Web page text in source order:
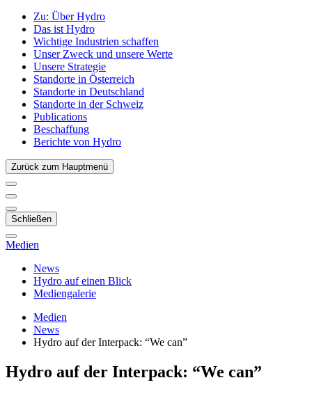
Zu: Über Hydro
Das ist Hydro
Wichtige Industrien schaffen
Unser Zweck und unsere Werte
Unsere Strategie
Standorte in Österreich
Standorte in Deutschland
Standorte in der Schweiz
Publications
Beschaffung
Berichte von Hydro
Zurück zum Hauptmenü
Schließen
Medien
News
Hydro auf einen Blick
Mediengalerie
Medien
News
Hydro auf der Interpack: “We can”
Hydro auf der Interpack: “We can”